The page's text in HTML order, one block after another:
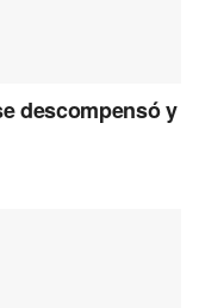
descompensó y